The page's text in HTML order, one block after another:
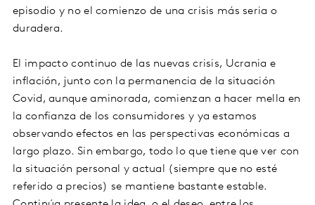
episodio y no el comienzo de una crisis más seria o
duradera.
El impacto continuo de las nuevas crisis, Ucrania e
inflación, junto con la permanencia de la situación
Covid, aunque aminorada, comienzan a hacer mella en
la confianza de los consumidores y ya estamos
observando efectos en las perspectivas económicas a
largo plazo. Sin embargo, todo lo que tiene que ver con
la situación personal y actual (siempre que no esté
referido a precios) se mantiene bastante estable.